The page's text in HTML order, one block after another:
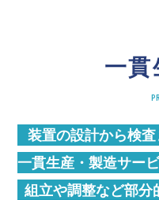
一貫
装置の設計から検査
一貫生産・製造サー
組立や調整など部分